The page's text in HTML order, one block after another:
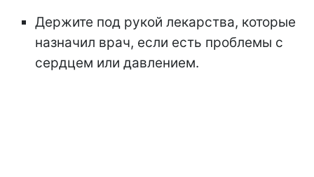
Держите под рукой лекарства, которые
назначил врач, если есть проблемы с
сердцем или давлением.